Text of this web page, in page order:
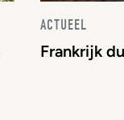
ACTUEEL
Frankrijk